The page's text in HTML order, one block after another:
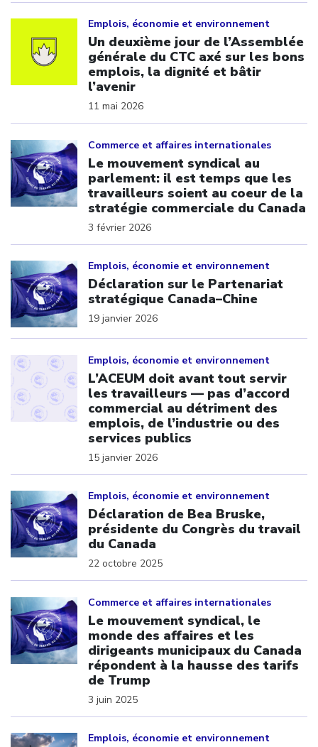
Emplois, économie et environnement
Un deuxième jour de l’Assemblée
générale du CTC axé sur les bons
emplois, la dignité et bâtir
l’avenir
11 mai 2026
Commerce et affaires internationales
Le mouvement syndical au
parlement: il est temps que les
travailleurs soient au coeur de la
stratégie commerciale du Canada
3 février 2026
Emplois, économie et environnement
Déclaration sur le Partenariat
stratégique Canada–Chine
19 janvier 2026
Emplois, économie et environnement
L’ACEUM doit avant tout servir
les travailleurs — pas d’accord
commercial au détriment des
emplois, de l’industrie ou des
services publics
15 janvier 2026
Emplois, économie et environnement
Déclaration de Bea Bruske,
présidente du Congrès du travail
du Canada
22 octobre 2025
Commerce et affaires internationales
Le mouvement syndical, le
monde des affaires et les
dirigeants municipaux du Canada
répondent à la hausse des tarifs
de Trump
3 juin 2025
Emplois, économie et environnement